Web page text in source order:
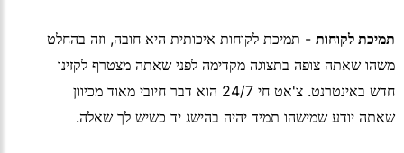
תמיכת לקוחות - תמיכת לקוחות איכותית היא חובה, וזה בהחלט
משהו שאתה צופה בתצוגה מקדימה לפני שאתה מצטרף לקזינו
חדש באינטרנט. צ'אט חי 24/7 הוא דבר חיובי מאוד מכיוון
שאתה יודע שמישהו תמיד יהיה בהישג יד כשיש לך שאלה.